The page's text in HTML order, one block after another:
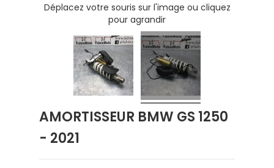
Déplacez votre souris sur l'image ou cliquez
pour agrandir
AMORTISSEUR BMW GS 1250
- 2021